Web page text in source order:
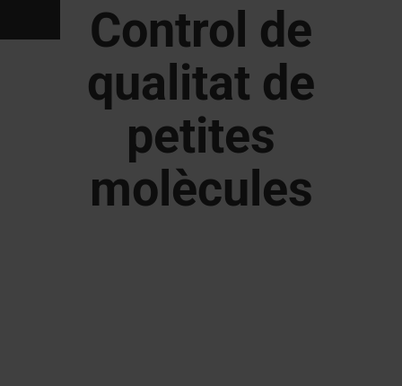
Control de
qualitat de
petites
molècules